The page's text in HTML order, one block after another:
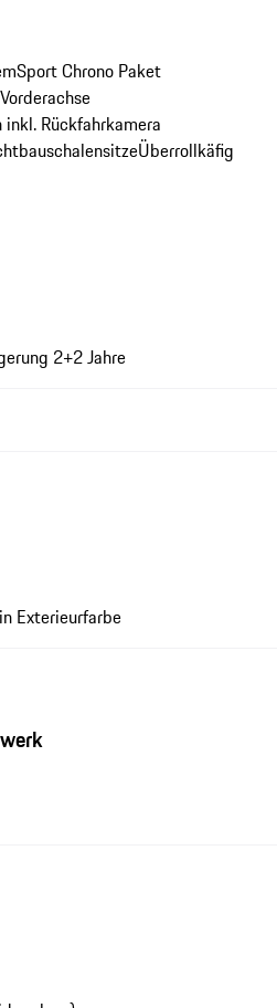
Sport Chrono Paket
Rückfahrkamera
Überrollkäfig
2+2 Jahre
Exterieurfarbe